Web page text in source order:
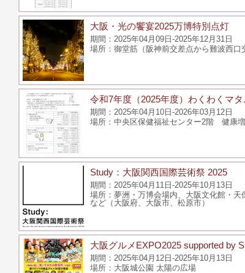
大阪・光の饗宴2025万博特別点灯
2025年04月09日-2025年12月31日
御堂筋（阪神前交差点から難波西口
令和7年度（2025年度）わくわくマ
2025年04月10日-2026年03月12日
中央区保健福祉センター2階 健康増
Study：大阪関西国際芸術祭 2025
2025年04月11日-2025年10月13日
夢洲・万博会場内、大阪文化館・
など（大阪府、大阪市、松原市）
大阪グルメEXPO2025 supported by
2025年04月12日-2025年10月13日
大阪城公園 太陽の広場